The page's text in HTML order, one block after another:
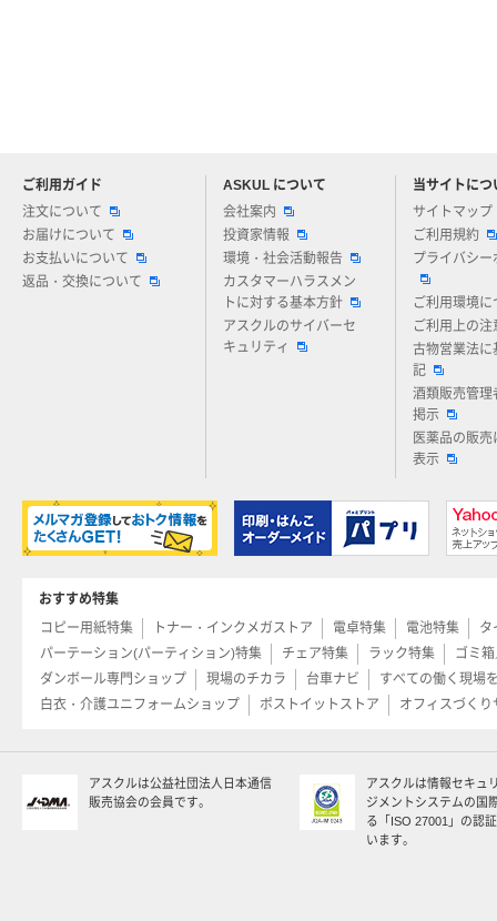
ご利用ガイド
注文について
お届けについて
お支払いについて
返品・交換について
ASKUL について
会社案内
投資家情報
環境・社会活動報告
カスタマーハラスメン
トに対する基本方針
アスクルのサイバーセ
キュリティ
当サイトにつ
サイトマップ
ご利用規約
プライバシー
ご利用環境に
ご利用上の注
古物営業法に
記
酒類販売管理
掲示
医薬品の販売
表示
アスクルについてお気軽にご質問ください
おすすめ特集
コピー用紙特集
トナー・インクメガストア 電卓特集 電池特集
タ
パーテーション(パーティション)特集
チェア特集 ラック特集
ゴミ
ダンボール専門ショップ
現場のチカラ 台車ナビ
すべての働く現場
白衣・介護ユニフォームショップ
ポストイットストア オフィスづくり
アスクルは公益社団法人日本通信
販売協会の会員です。
アスクルは情報セキュ
ジメントシステムの国
る「ISO 27001」の認
います。